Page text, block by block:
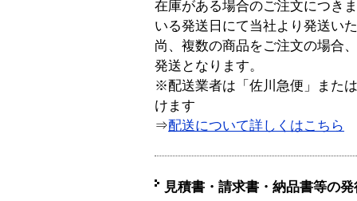
在庫がある場合のご注文につき
いる発送日にて当社より発送い
尚、複数の商品をご注文の場合
発送となります。
※配送業者は「佐川急便」また
けます
⇒配送について詳しくはこちら
見積書・請求書・納品書等の